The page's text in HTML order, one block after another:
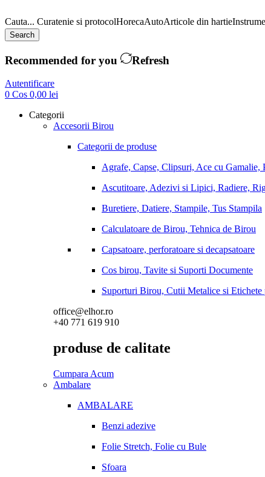
Cauta... Curatenie si protocolHorecaAutoArticole din hartie
Search
Recommended for you Refresh
Autentificare
0 Cos 0,00 lei
Categorii
Accesorii Birou
Categorii de produse
Agrafe, Capse, Clipsuri, Ace cu Gamalie,
Ascutitoare, Adezivi si Lipici, Radiere,
Buretiere, Datiere, Stampile, Tus Stampila
Calculatoare de Birou, Tehnica de Birou
Capsatoare, perforatoare si decapsatoare
Cos birou, Tavite si Suporti Documente
Suporturi Birou, Cutii Metalice si Etichete
office@elhor.ro
+40 771 619 910
produse de calitate
Cumpara Acum
Ambalare
AMBALARE
Benzi adezive
Folie Stretch, Folie cu Bule
Sfoara